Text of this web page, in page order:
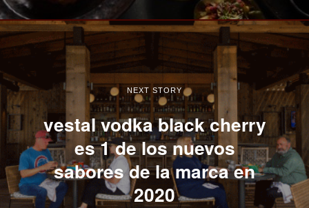
NEXT STORY
vestal vodka black cherry
es 1 de los nuevos
sabores de la marca en
2020